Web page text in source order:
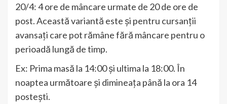
20/4: 4 ore de mâncare urmate de 20 de ore de
post. Această variantă este și pentru cursanții
avansați care pot rămâne fără mâncare pentru o
perioadă lungă de timp.
Ex: Prima masă la 14:00 și ultima la 18:00. În
noaptea următoare și dimineața până la ora 14
postești.